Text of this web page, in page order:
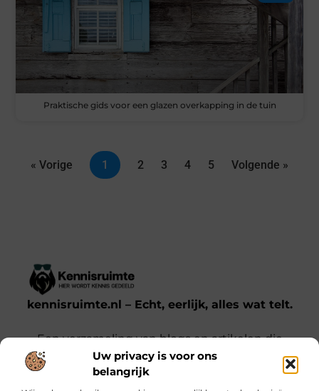
Uw privacy is voor ons
belangrijk
Praktische gids voor een glazen overkapping in de tuin
« Vorige 1 2 3 4 5 Volgende »
kennisruimte.nl – Echt, eerlijk, alles wat telt.
Een verzameling van blogs en artikelen die
een breed scala aan onderwerpen uit het
dagelijks leven behandelen.